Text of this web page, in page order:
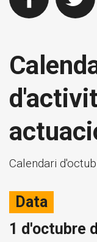
Calendari
Data
1 d'octubre